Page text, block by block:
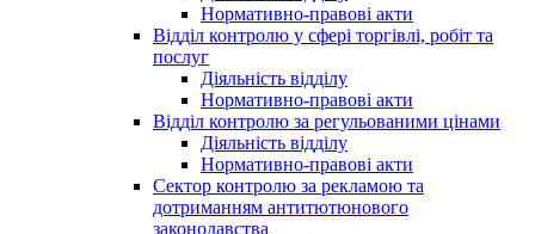
Нормативно-правові акти
Відділ контролю у сфері торгівлі, робіт та
послуг
Діяльність відділу
Нормативно-правові акти
Відділ контролю за регульованими цінами
Діяльність відділу
Нормативно-правові акти
Сектор контролю за рекламою та
дотриманням антитютюнового
законодавства